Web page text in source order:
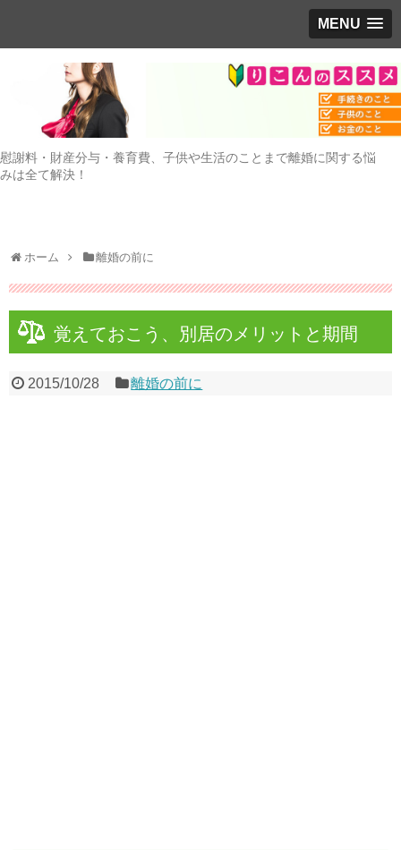
MENU
慰謝料・財産分与・養育費、子供や生活のことまで離婚に関する悩
みは全て解決！
ホーム 離婚の前に
覚えておこう、別居のメリットと期間
2015/10/28 離婚の前に